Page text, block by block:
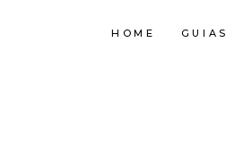
HOME GUIAS